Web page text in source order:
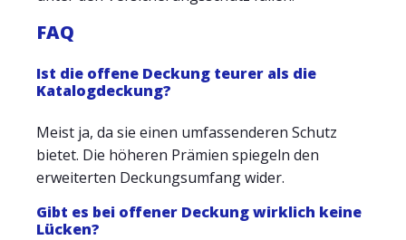
FAQ
Ist die offene Deckung teurer als die
Katalogdeckung?
Meist ja, da sie einen umfassenderen Schutz
bietet. Die höheren Prämien spiegeln den
erweiterten Deckungsumfang wider.
Gibt es bei offener Deckung wirklich keine
Lücken?